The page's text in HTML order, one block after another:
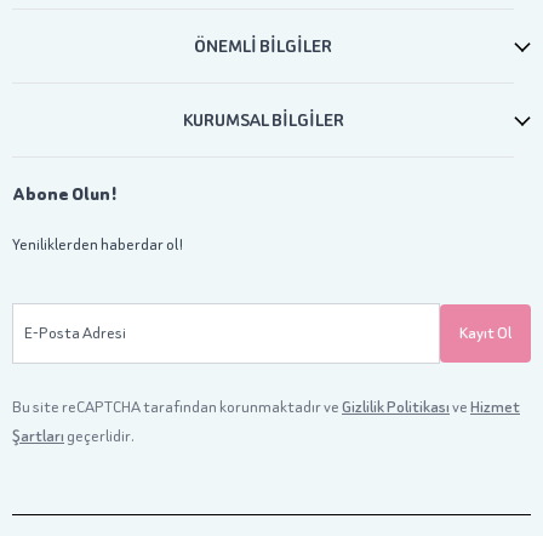
ÖNEMLİ BİLGİLER
KURUMSAL BİLGİLER
Abone Olun!
Yeniliklerden haberdar ol!
E-Posta Adresi Kayıt Ol
Bu site reCAPTCHA tarafından korunmaktadır veGizlilik PolitikasıveHizmet
Şartları geçerlidir.